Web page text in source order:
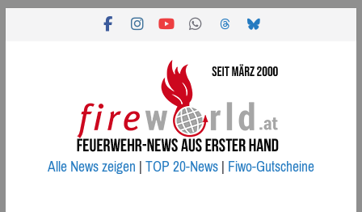
Alle News zeigen|TOP 20-News|Fiwo-Gutscheine